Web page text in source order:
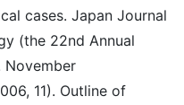
cases. Japan Journal
(the 22nd Annual
November
11). Outline of